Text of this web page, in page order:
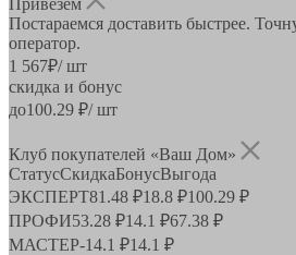
Постараемся доставить быстрее.
оператор.
1 567₽/ шт
скидка и бонус
до100.29 ₽/ шт
Клуб покупателей «Ваш Дом»
СтатусСкидкаБонусВыгода
ЭКСПЕРТ81.48 ₽18.8 ₽100.29 ₽
ПРОФИ53.28 ₽14.1 ₽67.38 ₽
МАСТЕР-14.1 ₽14.1 ₽